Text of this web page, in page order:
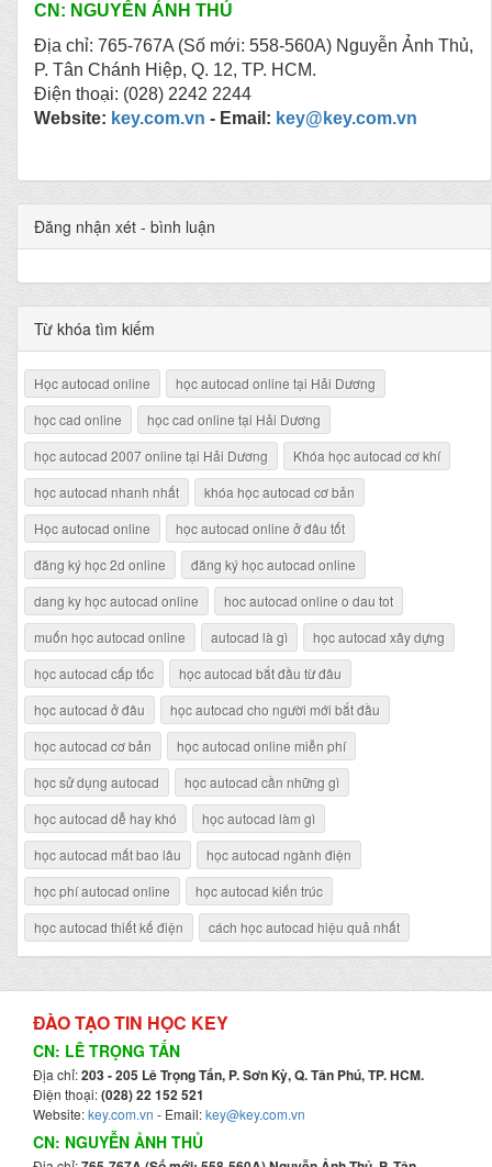
CN: NGUYỄN ẢNH THỦ
Địa chỉ: 765-767A (Số mới: 558-560A) Nguyễn Ảnh Thủ,
P. Tân Chánh Hiệp, Q. 12, TP. HCM.
Điện thoại: (028) 2242 2244
Website: key.com.vn - Email: key@key.com.vn
Đăng nhận xét - bình luận
Từ khóa tìm kiếm
Học autocad online
học autocad online tại Hải Dương
học cad online
học cad online tại Hải Dương
học autocad 2007 online tại Hải Dương
Khóa học autocad cơ khí
học autocad nhanh nhất
khóa học autocad cơ bản
Học autocad online
học autocad online ở đâu tốt
đăng ký học 2d online
đăng ký học autocad online
dang ky học autocad online
hoc autocad online o dau tot
muốn học autocad online
autocad là gì
học autocad xây dựng
học autocad cấp tốc
học autocad bắt đầu từ đâu
học autocad ở đâu
học autocad cho người mới bắt đầu
học autocad cơ bản
học autocad online miễn phí
học sử dụng autocad
học autocad cần những gì
học autocad dễ hay khó
học autocad làm gì
học autocad mất bao lâu
học autocad ngành điện
học phí autocad online
học autocad kiến trúc
học autocad thiết kế điện
cách học autocad hiệu quả nhất
ĐÀO TẠO TIN HỌC KEY
CN: LÊ TRỌNG TẤN
Địa chỉ:203 - 205 Lê Trọng Tấn, P. Sơn Kỳ, Q. Tân Phú, TP. HCM.
Điện thoại:(028) 22 152 521
Website:key.com.vn - Email:key@key.com.vn
CN: NGUYỄN ẢNH THỦ